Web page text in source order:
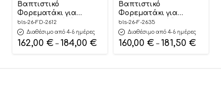
Βαπτιστικό
Φορεματάκι για
Κορίτσι Σομόν “Blush
Feather Elegance”
ΦΔ-2612, Lollipop
bls-26-FD-2612
Διαθέσιμο από 4-6 ημέρες
162,00 € – 184,00 €
Βαπτιστικό
Φορεματάκι για
Κορίτσι Λευκό “Pure
Floral Elegance”
Φ-2635, Lollipop
bls-26-F-2635
Διαθέσιμο από 4-6 ημέρες
160,00 € – 181,50 €